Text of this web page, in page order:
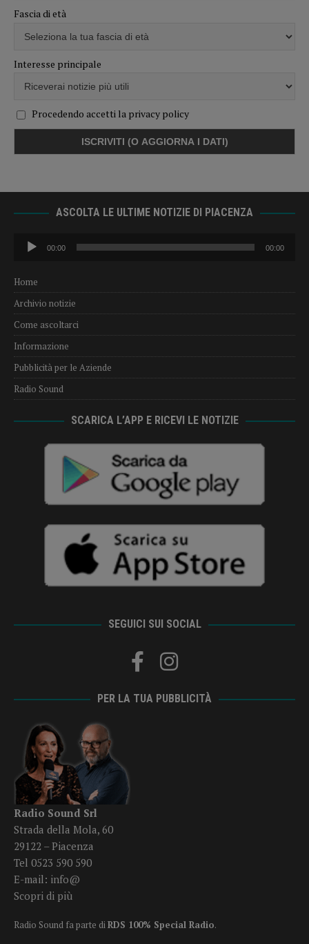
Fascia di età
Interesse principale
Procedendo accetti la privacy policy
ASCOLTA LE ULTIME NOTIZIE DI PIACENZA
Audio
Player
00:00 00:00
Home
Archivio notizie
Come ascoltarci
Informazione
Pubblicità per le Aziende
Radio Sound
SCARICA L’APP E RICEVI LE NOTIZIE
SEGUICI SUI SOCIAL
PER LA TUA PUBBLICITÀ
Radio Sound Srl
Strada della Mola, 60
29122 – Piacenza
Tel 0523 590 590
E-mail: info@
Scopri di più
Radio Sound fa parte diRDS 100% Special Radio.